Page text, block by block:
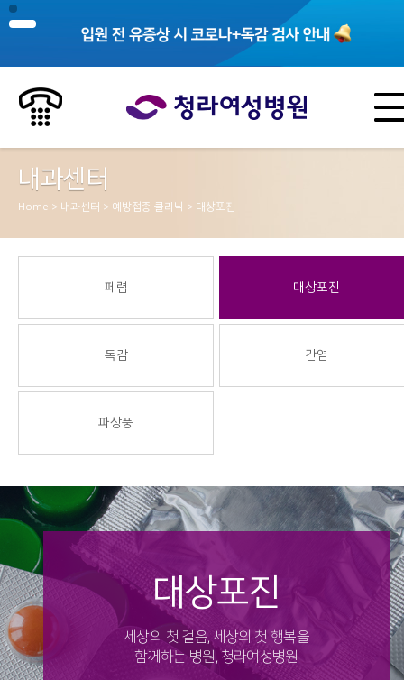
내과센터
Home > 내과센터 > 예방접종 클리닉 > 대상포진
페렴 대상포진
독감 간염
파상풍
대상포진
세상의 첫 걸음, 세상의 첫 행복을
함께하는 병원, 청라여성병원